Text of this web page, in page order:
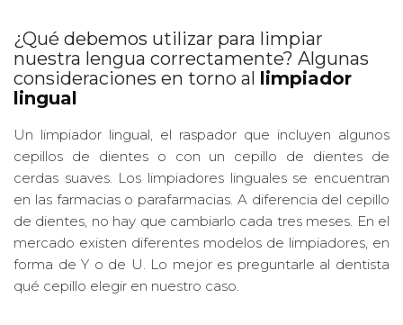
¿Qué debemos utilizar para limpiar
nuestra lengua correctamente? Algunas
consideraciones en torno al limpiador
lingual
Un limpiador lingual, el raspador que incluyen algunos
cepillos de dientes o con un cepillo de dientes de
cerdas suaves. Los limpiadores linguales se encuentran
en las farmacias o parafarmacias. A diferencia del cepillo
de dientes, no hay que cambiarlo cada tres meses. En el
mercado existen diferentes modelos de limpiadores, en
forma de Y o de U. Lo mejor es preguntarle al dentista
qué cepillo elegir en nuestro caso.